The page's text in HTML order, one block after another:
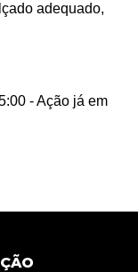
adequado,
- Ação já em